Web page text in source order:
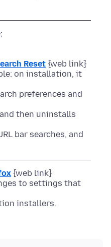
Reset {web link}
on installation, it
preferences and
then uninstalls
bar searches, and
{web link}
to settings that